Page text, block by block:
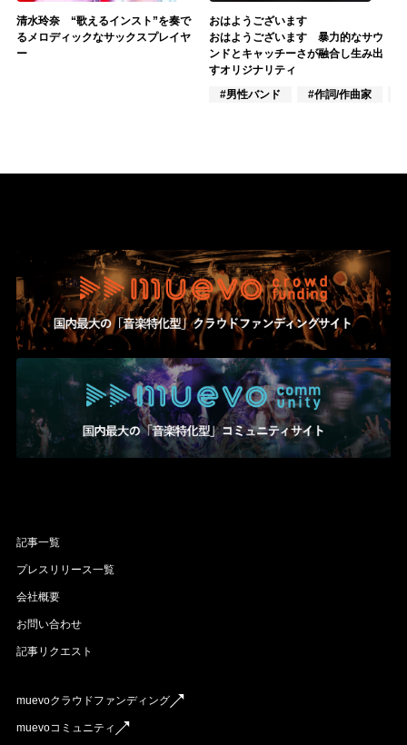
清水玲奈 “歌えるインスト”を奏で
るメロディックなサックスプレイヤ
ー
おはようございます
おはようございます 暴力的なサウ
ンドとキャッチーさが融合し生み出
すオリジナリティ
#男性バンド
#作詞/作曲家
記事一覧
プレスリリース一覧
会社概要
お問い合わせ
記事リクエスト
muevoクラウドファンディング
muevoコミュニティ